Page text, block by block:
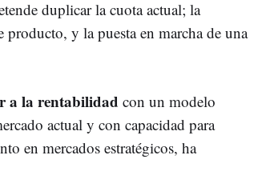
duplicar la cuota actual; la
y la puesta en marcha de una
a la rentabilidad con un modelo
actual y con capacidad para
en mercados estratégicos, ha